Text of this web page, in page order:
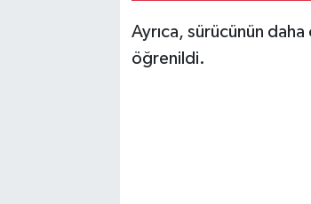
Ayrıca, sürücünün daha
öğrenildi.